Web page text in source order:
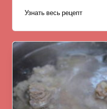
Узнать весь рецепт